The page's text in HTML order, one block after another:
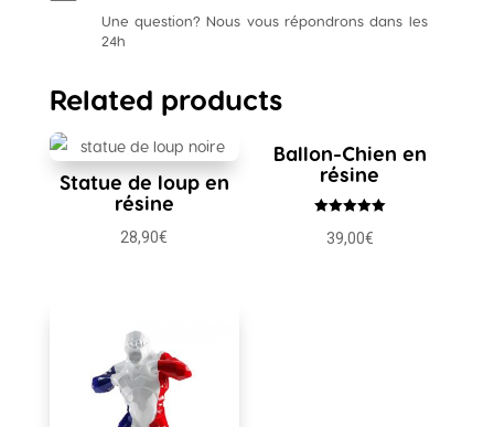
Une question? Nous vous répondrons dans les
24h
Related products
Statue de loup en
résine
28,90€
Ballon-Chien en
résine
5.00
39,00€